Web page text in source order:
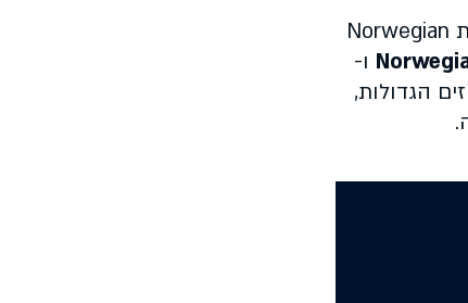
מטה החברה ממוקם במיאמי, והיא מפעילה משרדים נוספים ברחבי העולם. Regent נמצאת בבעלות Norwegian
ו-
הגדולות,